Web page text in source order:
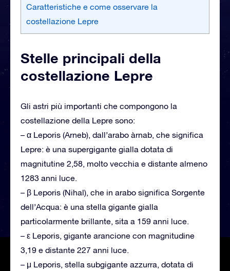
Caratteristiche e come osservare la
costellazione Lepre
Stelle principali della
costellazione Lepre
Gli astri più importanti che compongono la
costellazione della Lepre sono:
– α Leporis (Arneb), dall’arabo àrnab, che significa
Lepre: è una supergigante gialla dotata di
magnitutine 2,58, molto vecchia e distante almeno
1283 anni luce.
– β Leporis (Nihal), che in arabo significa Sorgente
dell’Acqua: è una stella gigante gialla
particolarmente brillante, sita a 159 anni luce.
– ε Leporis, gigante arancione con magnitudine
3,19 e distante 227 anni luce.
– μ Leporis, stella subgigante azzurra, dotata di